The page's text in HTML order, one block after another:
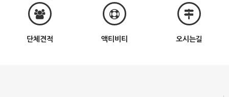
단체견적 액티비티 오시는길